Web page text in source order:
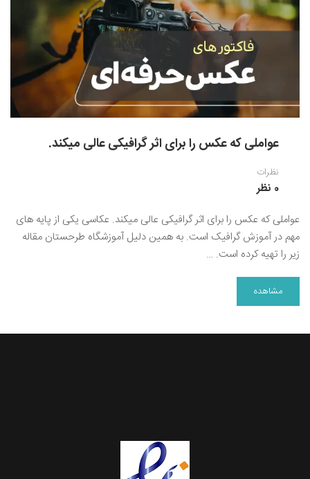
نقاشی آبرنگ
نقاشی کودک و نوجوان
طراحی سیاه قلم
نقاش مداد رنگی
نقاشی مینیاتور(نگارگری)
نقاشی تذهیب و گل و مرغ
خوشنویسی با خودکار
خط نقاشی
عواملی که عکس را برای اثر گرافیکی عالی میکند.
نظرات
0 نظر
عواملی که عکس را برای اثر گرافیکی عالی میکند. عکاسی یکی از پایه های
مهم در آموزش گرافیک است. به همین دلیل آموزشگاه طرحستان مقاله
زیر را تهیه کرده است. …
مشاهده